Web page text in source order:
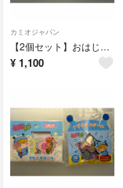
カミオジャパン
【2個セット】おはじきシールフレーク 平成ファンシー ハムハムカフェ&きらりん
¥ 1,100